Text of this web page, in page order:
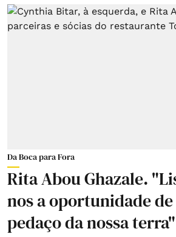
Da Boca para Fora
Rita Abou Ghazale.
nos a oportunidade
pedaço da nossa terra"